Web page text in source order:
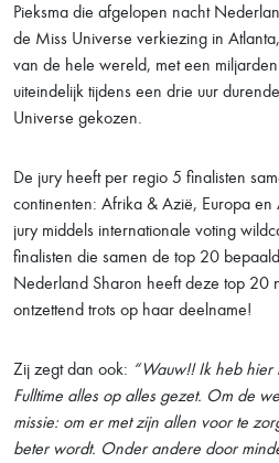
Pieksma die afgelopen nacht
de Miss Universe verkiezing in
van de hele wereld, met een
uiteindelijk tijdens een drie uur
Universe gekozen.
De jury heeft per regio 5 finalisten
continenten: Afrika & Azië, Europa
jury middels internationale voting
finalisten die samen de top 20
Nederland Sharon heeft deze top 20
ontzettend trots op haar deelname!
Zij zegt dan ook: “Wauw!! Ik heb
Fulltime alles op alles gezet. Om de
missie: om er met zijn allen voor te
beter wordt. Onder andere door